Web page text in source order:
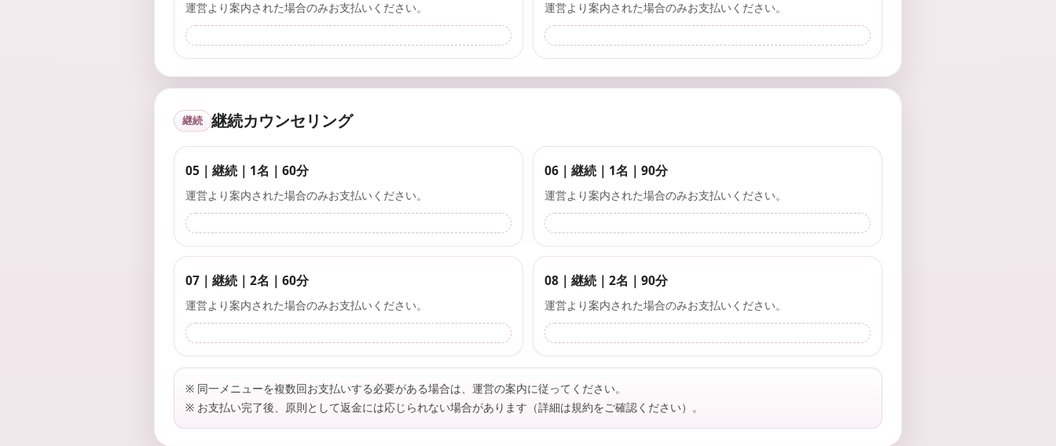
運営より案内された場合のみお支払いください。 運営より案内された場合のみお支払いください。
継続 継続カウンセリング
05｜継続｜1名｜60分
運営より案内された場合のみお支払いください。
06｜継続｜1名｜90分
運営より案内された場合のみお支払いください。
07｜継続｜2名｜60分
運営より案内された場合のみお支払いください。
08｜継続｜2名｜90分
運営より案内された場合のみお支払いください。
※ 同一メニューを複数回お支払いする必要がある場合は、運営の案内に従ってください。
※ お支払い完了後、原則として返金には応じられない場合があります（詳細は規約をご確認ください）。